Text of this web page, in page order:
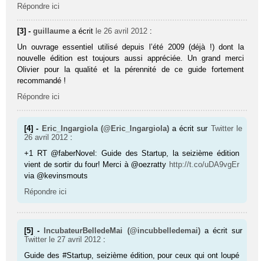
Répondre ici
[3] -guillaume a écrit le 26 avril 2012 :
Un ouvrage essentiel utilisé depuis l’été 2009 (déjà !) dont la
nouvelle édition est toujours aussi appréciée. Un grand merci
Olivier pour la qualité et la pérennité de ce guide fortement
recommandé !
Répondre ici
[4] - Eric_Ingargiola (@Eric_Ingargiola) a écrit sur Twitter le
26 avril 2012 :
+1 RT @faberNovel: Guide des Startup, la seizième édition
vient de sortir du four! Merci à @oezratty http://t.co/uDA9vgEr
via @kevinsmouts
Répondre ici
[5] - IncubateurBelledeMai (@incubbelledemai) a écrit sur
Twitter le 27 avril 2012 :
Guide des #Startup, seizième édition, pour ceux qui ont loupé